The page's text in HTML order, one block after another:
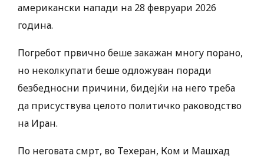
американски напади на 28 февруари 2026
година.
Погребот првично беше закажан многу порано,
но неколкупати беше одложуван поради
безбедносни причини, бидејќи на него треба
да присуствува целото политичко раководство
на Иран.
По неговата смрт, во Техеран, Ком и Машхад